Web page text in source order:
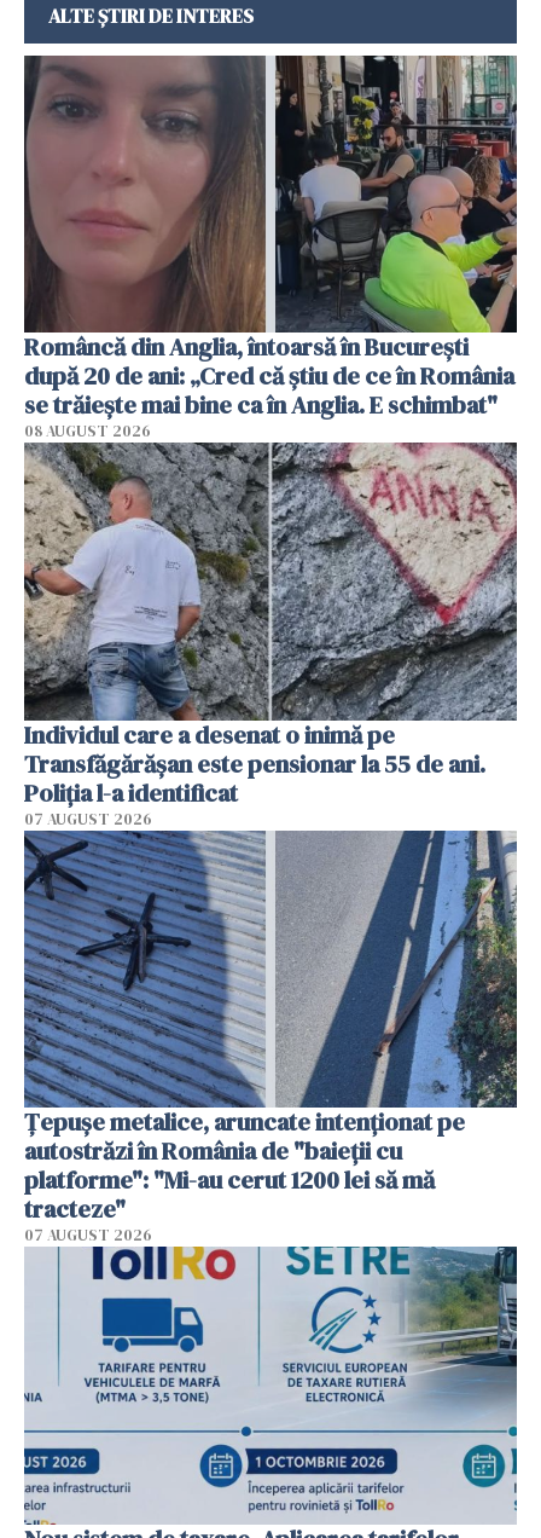
ALTE ȘTIRI DE INTERES
Româncă din Anglia, întoarsă în București
după 20 de ani: „Cred că știu de ce în România
se trăiește mai bine ca în Anglia. E schimbat"
08 AUGUST 2026
Individul care a desenat o inimă pe
Transfăgărășan este pensionar la 55 de ani.
Poliția l-a identificat
07 AUGUST 2026
Țepușe metalice, aruncate intenționat pe
autostrăzi în România de "baieții cu
platforme": "Mi-au cerut 1200 lei să mă
tracteze"
07 AUGUST 2026